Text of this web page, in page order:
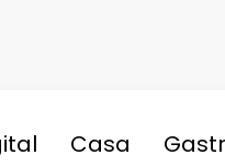
Casa